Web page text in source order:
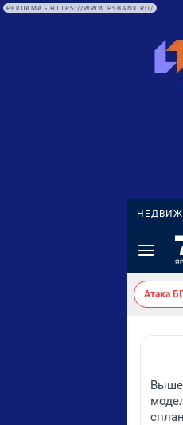
РЕКЛАМА • HTTPS://WWW.PSBANK.RU/
Атака